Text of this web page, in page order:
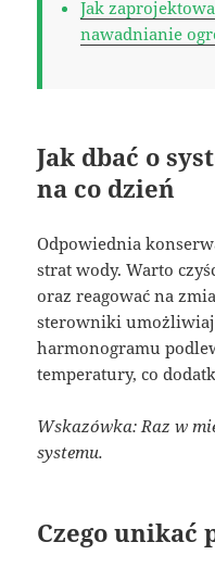
Jak
nawadnianie
Jak dbać o
na co dzień
Odpowiednia
strat wody. Warto
oraz reagować na
sterowniki
harmonogramu
temperatury, co
Wskazówka: Raz w
systemu.
Czego